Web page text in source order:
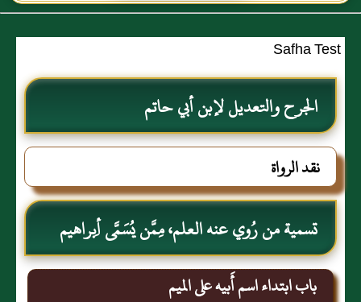
Safha Test
الجرح والتعديل لإبن أبي حاتم
نقد الرواة
تسمية من رُوي عنه العلم، مِمَّن يُسَمَّى أِبراهيم
باب ابتداء اسم أَبيه على الميم